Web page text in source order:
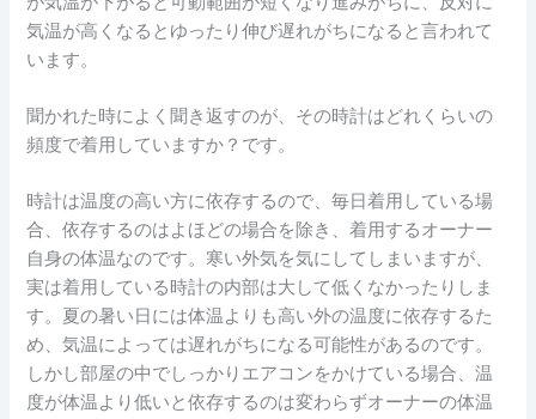
気温が高くなるとゆったり伸び遅れがちになると言われて
います。
聞かれた時によく聞き返すのが、その時計はどれくらいの
頻度で着用していますか？です。
時計は温度の高い方に依存するので、毎日着用している場
合、依存するのはよほどの場合を除き、着用するオーナー
自身の体温なのです。寒い外気を気にしてしまいますが、
実は着用している時計の内部は大して低くなかったりしま
す。夏の暑い日には体温よりも高い外の温度に依存するた
め、気温によっては遅れがちになる可能性があるのです。
しかし部屋の中でしっかりエアコンをかけている場合、温
度が体温より低いと依存するのは変わらずオーナーの体温